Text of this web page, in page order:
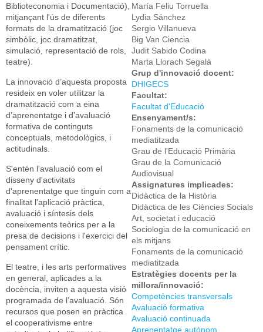
Biblioteconomia i Documentació),
mitjançant l'ús de diferents
formats de la dramatització (joc
simbòlic, joc dramatitzat,
simulació, representació de rols,
teatre).
La innovació d’aquesta proposta
resideix en voler utilitzar la
dramatització com a eina
d’aprenentatge i d’avaluació
formativa de continguts
conceptuals, metodològics, i
actitudinals.
S'entén l'avaluació com el
disseny d'activitats
d'aprenentatge que tinguin com a
finalitat l'aplicació pràctica,
avaluació i síntesis dels
coneixements teòrics per a la
presa de decisions i l'exercici del
pensament crític.
El teatre, i les arts performatives
en general, aplicades a la
docència, inviten a aquesta visió
programada de l’avaluació. Són
recursos que posen en pràctica
el cooperativisme entre
María Feliu Torruella
Lydia Sánchez
Sergio Villanueva
Big Van Ciencia
Judit Sabido Codina
Marta Llorach Segalà
Grup d'innovació docent:
DHIGECS
Facultat:
Facultat d'Educació
Ensenyament/s:
Fonaments de la comunicació
mediatitzada
Grau de l'Educació Primària
Grau de la Comunicació
Audiovisual
Assignatures implicades:
Didàctica de la Història
Didàctica de les Ciències Socials
Art, societat i educació
Sociologia de la comunicació en
els mitjans
Fonaments de la comunicació
mediatitzada
Estratègies docents per la
millora/innovació:
Competències transversals
Avaluació formativa
Avaluació continuada
Aprenentatge autònom